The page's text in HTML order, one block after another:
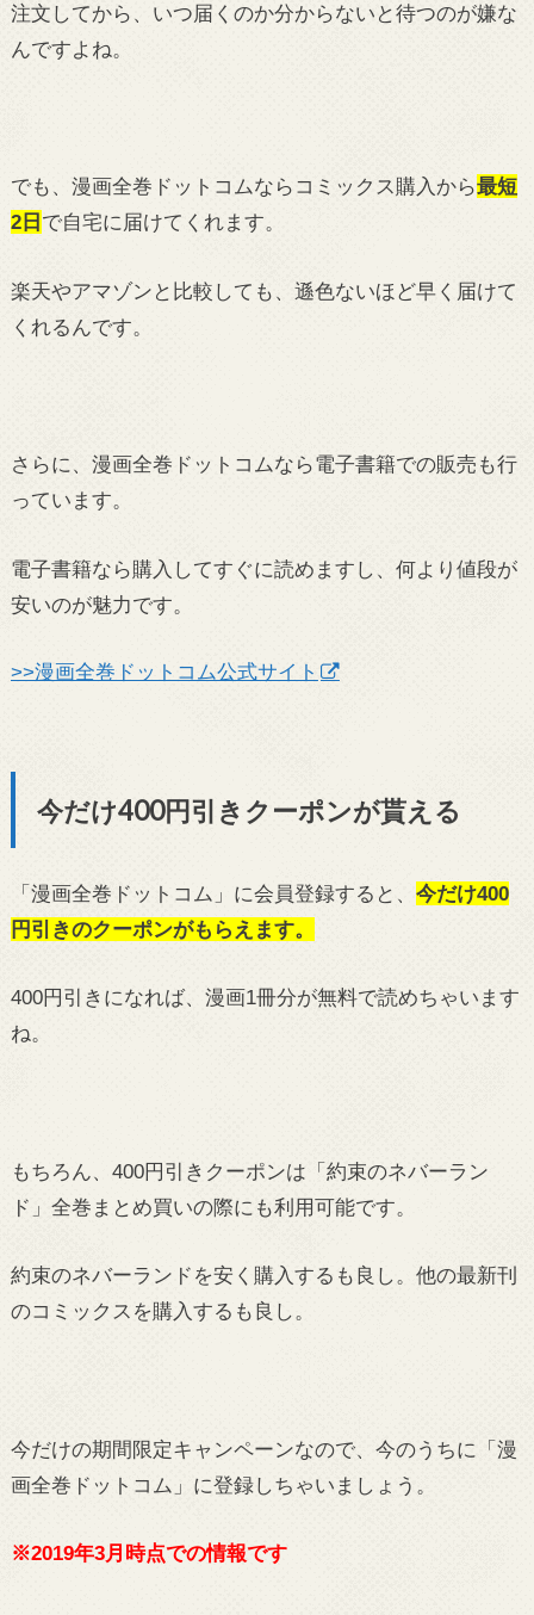
注文してから、いつ届くのか分からないと待つのが嫌な
んですよね。
でも、漫画全巻ドットコムならコミックス購入から最短
2日 で自宅に届けてくれます。
楽天やアマゾンと比較しても、遜色ないほど早く届けて
くれるんです。
さらに、漫画全巻ドットコムなら電子書籍での販売も行
っています。
電子書籍なら購入してすぐに読めますし、何より値段が
安いのが魅力です。
>>漫画全巻ドットコム公式サイト
今だけ400円引きクーポンが貰える
「漫画全巻ドットコム」に会員登録すると、 今だけ400
円引きのクーポンがもらえます。
400円引きになれば、漫画1冊分が無料で読めちゃいます
ね。
もちろん、400円引きクーポンは「約束のネバーラン
ド」全巻まとめ買いの際にも利用可能です。
約束のネバーランドを安く購入するも良し。他の最新刊
のコミックスを購入するも良し。
今だけの期間限定キャンペーンなので、今のうちに「漫
画全巻ドットコム」に登録しちゃいましょう。
※2019年3月時点での情報です